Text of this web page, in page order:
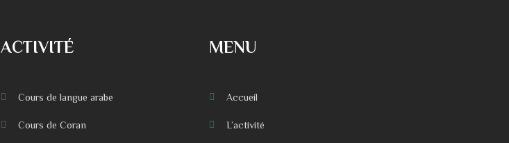
ACTIVITÉ
Cours de langue arabe
Cours de Coran
MENU
Accueil
L’activité